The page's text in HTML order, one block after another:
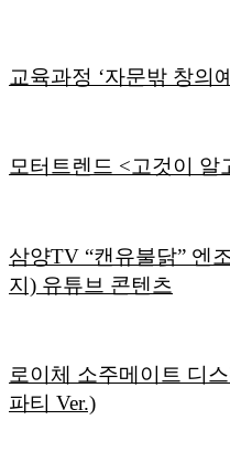
교육과정 ‘자문밖 창의
모터트렌드 <고것이 알
삼양TV “캔유불닭” 엔
지) 유튜브 콘텐츠
로이체 소주메이트 디
파티 Ver.)